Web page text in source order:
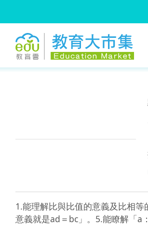
1.能理解比與比值的意義及比相
意義就是ad＝bc」。5.能瞭解「a